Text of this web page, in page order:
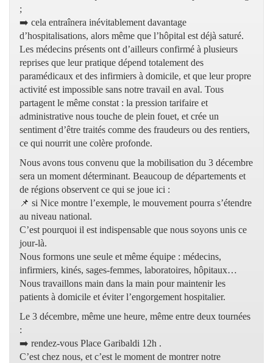
;
➡️ cela entraînera inévitablement davantage
d’hospitalisations, alors même que l’hôpital est déjà saturé.
Les médecins présents ont d’ailleurs confirmé à plusieurs
reprises que leur pratique dépend totalement des
paramédicaux et des infirmiers à domicile, et que leur propre
activité est impossible sans notre travail en aval. Tous
partagent le même constat : la pression tarifaire et
administrative nous touche de plein fouet, et crée un
sentiment d’être traités comme des fraudeurs ou des rentiers,
ce qui nourrit une colère profonde.
Nous avons tous convenu que la mobilisation du 3 décembre
sera un moment déterminant. Beaucoup de départements et
de régions observent ce qui se joue ici :
📌 si Nice montre l’exemple, le mouvement pourra s’étendre
au niveau national.
C’est pourquoi il est indispensable que nous soyons unis ce
jour-là.
Nous formons une seule et même équipe : médecins,
infirmiers, kinés, sages-femmes, laboratoires, hôpitaux…
Nous travaillons main dans la main pour maintenir les
patients à domicile et éviter l’engorgement hospitalier.
Le 3 décembre, même une heure, même entre deux tournées
:
➡️ rendez-vous Place Garibaldi 12h .
C’est chez nous, et c’est le moment de montrer notre